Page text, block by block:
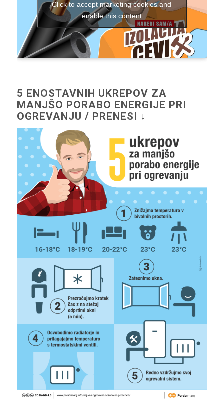
Click to accept marketing cookies and
enable this content
5 ENOSTAVNIH UKREPOV ZA
MANJŠO PORABO ENERGIJE PRI
OGREVANJU / PRENESI ↓